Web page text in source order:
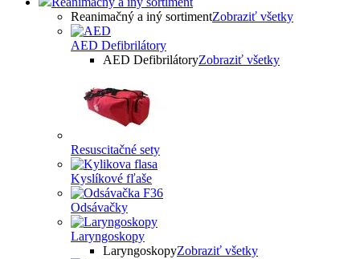
Reanimačný a iný sortimentZobraziť všetky
AED Defibrilátory
AED DefibrilátoryZobraziť všetky
Resuscitačné sety
Kyslíkové fľaše
Odsávačky
Laryngoskopy
LaryngoskopyZobraziť všetky